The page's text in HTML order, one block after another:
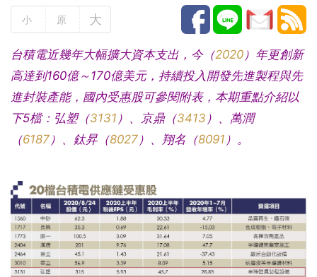
小 原 大
台積電近幾年大幅擴大資本支出，今（2020 ）年更創新
高達到160億～170億美元，持續投入開發先進製程與先
進封裝產能，國內受惠股可參閱附表，本期重點介紹以
下5檔：弘塑（3131 ）、京鼎（3413 ）、萬潤
（6187 ）、鈦昇（8027 ）、翔名（8091 ）。